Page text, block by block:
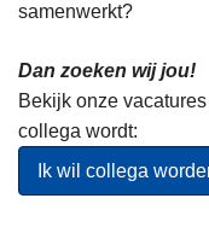
samenwerkt?
Dan zoeken wij jou!
Bekijk onze
collega wordt:
Ik wil collega